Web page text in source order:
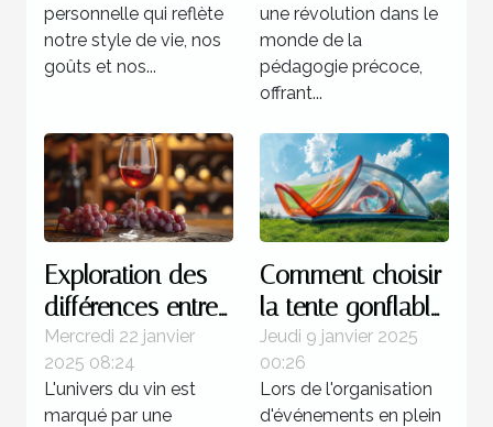
personnelle qui reflète
notre style de vie, nos
goûts et nos...
une révolution dans le
monde de la
pédagogie précoce,
offrant...
Exploration des
différences entre
les vins de la rive
gauche et de la
rive droite
Mercredi 22 janvier
2025 08:24
L'univers du vin est
marqué par une
Comment choisir
la tente gonflable
idéale pour vos
événements
Jeudi 9 janvier 2025
00:26
Lors de l'organisation
d'événements en plein